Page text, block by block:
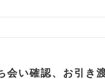
会い確認、お引き